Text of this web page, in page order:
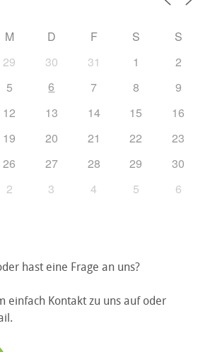
M D F S
S
29 30 31 1
2
5 6 7 8
9
12 13 14 15
16
19 20 21 22
23
26 27 28 29
30
2 3 4 5 6
hast eine Frage an uns?
einfach Kontakt zu uns auf oder